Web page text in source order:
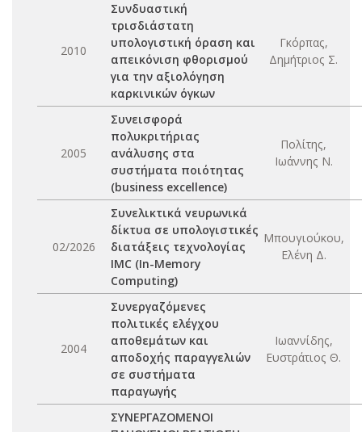
2010
Συνδυαστική
τρισδιάστατη
υπολογιστική όραση και
απεικόνιση φθορισμού
για την αξιολόγηση
καρκινικών όγκων
Γκόρπας,
Δημήτριος Σ.
2005
Συνεισφορά
πολυκριτήριας
ανάλυσης στα
συστήματα ποιότητας
(business excellence)
Πολίτης,
Ιωάννης Ν.
02/2026
Συνελικτικά vευρωνικά
δίκτυα σε υπολογιστικές
διατάξεις τεχνολογίας
IMC (In-Memory
Computing)
Μπουγιούκου,
Ελένη Δ.
2004
Συνεργαζόμενες
πολιτικές ελέγχου
αποθεμάτων και
αποδοχής παραγγελιών
σε συστήματα
παραγωγής
Ιωαννίδης,
Ευστράτιος Θ.
ΣΥΝΕΡΓΑΖΟΜΕΝΟΙ